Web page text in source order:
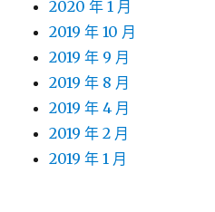
2020 年 1 月
2019 年 10 月
2019 年 9 月
2019 年 8 月
2019 年 4 月
2019 年 2 月
2019 年 1 月